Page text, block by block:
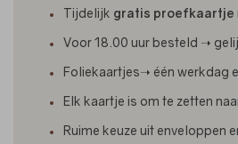
Tijdelijk gratis proefkaartje
Voor 18.00 uur besteld ➝
Foliekaartjes➝ één werkdag
Elk kaartje is om te zetten
Ruime keuze uit enveloppen